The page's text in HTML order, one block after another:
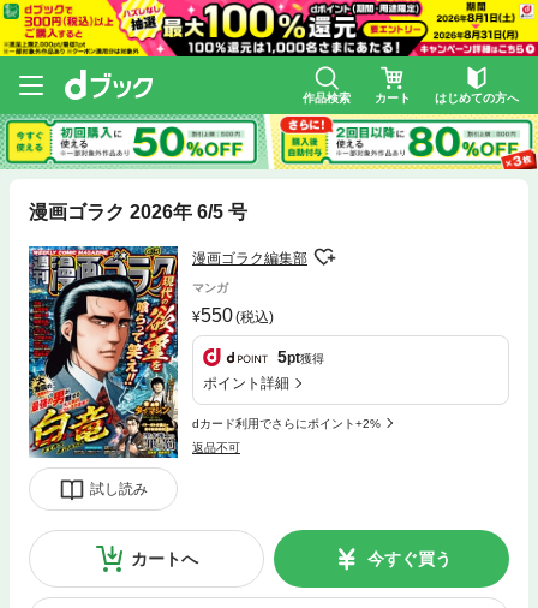
作品検索 カート はじめての方へ
漫画ゴラク 2026年 6/5 号
試し読み
漫画ゴラク編集部
マンガ
550(税込)
5pt獲得
ポイント詳細
dカード利用でさらにポイント+2%
返品不可
カートへ 今すぐ買う